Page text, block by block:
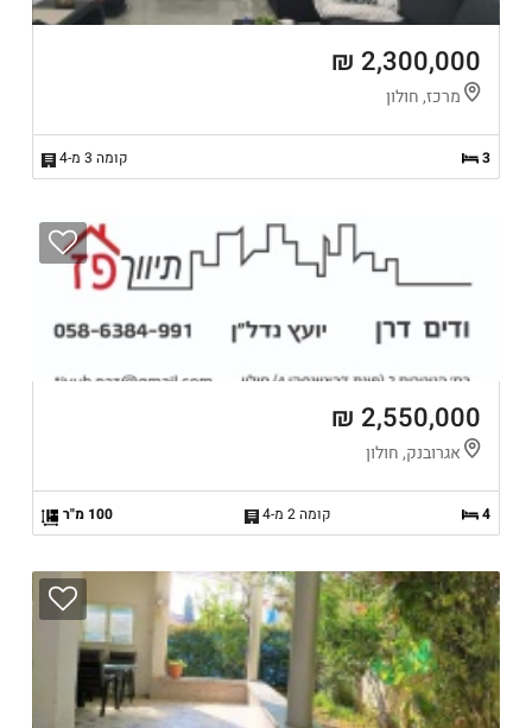
2,300,000 ₪
מרכז, חולון
3 קומה 3 מ-4
2,550,000 ₪
אגרובנק, חולון
4 קומה 2 מ-4 100 מ"ר